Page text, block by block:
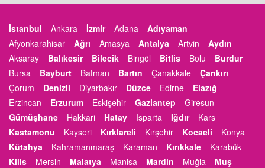
İstanbul Ankara İzmir Adana
Adıyaman
Afyonkarahisar
Ağrı Amasya Antalya Artvin
Aydın
Aksaray
Balıkesir Bilecik Bingöl Bitlis Bolu
Burdur
Bursa
Bayburt Batman Bartın Çanakkale
Çankırı
Çorum
Denizli Diyarbakır Düzce Edirne
Elazığ
Erzincan
Erzurum Eskişehir Gaziantep
Giresun
Gümüşhane
Hakkari Hatay Isparta Iğdır
Kars
Kastamonu
Kayseri Kırklareli Kırşehir Kocaeli
Konya
Kütahya
Kahramanmaraş Karaman Kırıkkale
Karabük
Kilis
Mersin Malatya Manisa Mardin Muğla
Muş